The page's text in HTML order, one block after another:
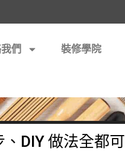
們 裝修學院
DIY 做法全都可